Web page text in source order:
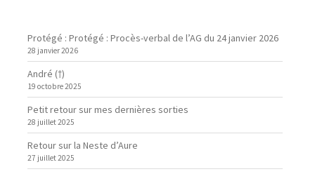
Protégé : Protégé : Procès-verbal de l’AG du 24 janvier 2026
28 janvier 2026
André (†)
19 octobre 2025
Petit retour sur mes dernières sorties
28 juillet 2025
Retour sur la Neste d’Aure
27 juillet 2025